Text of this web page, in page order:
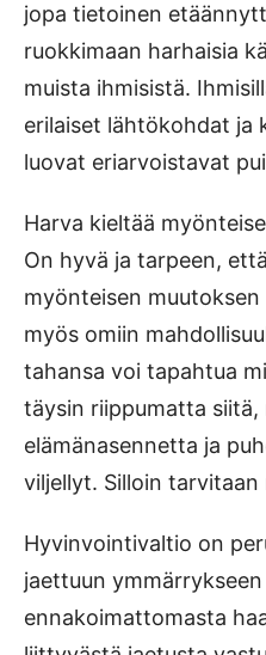
jopa tietoinen
ruokkimaan harhaisia
muista ihmisistä.
erilaiset lähtökohdat ja
luovat eriarvoistavat
Harva kieltää
On hyvä ja tarpeen,
myönteisen
myös omiin
tahansa voi tapahtua
täysin riippumatta
elämänasennetta ja
viljellyt. Silloin tarvitaan
Hyvinvointivaltio on
jaettuun ymmärrykseen
ennakoimattomasta